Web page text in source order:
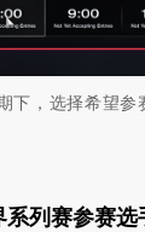
下，选择希望参
系列赛参赛选